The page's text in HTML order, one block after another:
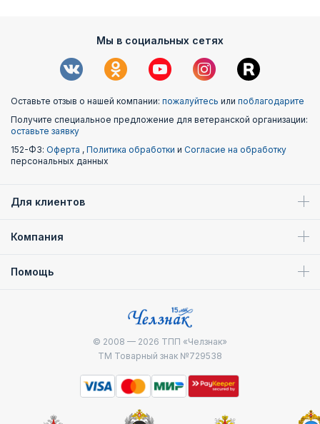
Мы в социальных сетях
Оставьте отзыв о нашей компании: пожалуйтесь или поблагодарите
Получите специальное предложение для ветеранской организации:
оставьте заявку
152-ФЗ: Оферта , Политика обработки и Согласие на обработку
персональных данных
Для клиентов
Компания
Помощь
© 2008 — 2026 ТПП «Челзнак»
ТМ Товарный знак №729538